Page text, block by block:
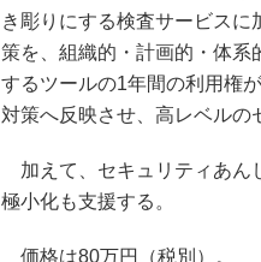
き彫りにする検査サービス
策を、組織的・計画的・体系
するツールの1年間の利用権
対策へ反映させ、高レベルの
加えて、セキュリティあん
極小化も支援する。
価格は80万円（税別）。